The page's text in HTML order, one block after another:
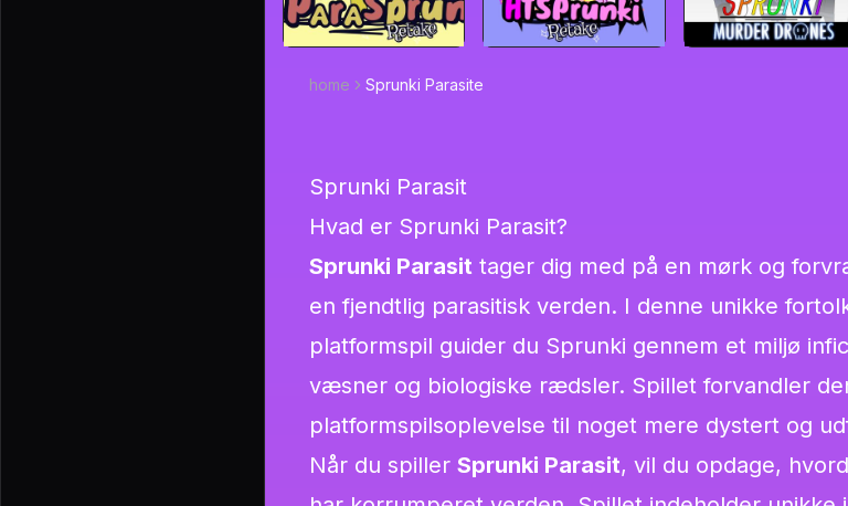
home Sprunki Parasite
Sprunki Parasit
Hvad er Sprunki Parasit?
Sprunki Parasit tager dig med på en mørk og
en fjendtlig parasitisk verden. I denne unikke
platformspil guider du Sprunki gennem et miljø
væsner og biologiske rædsler. Spillet forvandler
platformspilsoplevelse til noget mere dystert og
Når du spiller Sprunki Parasit, vil du opdage,